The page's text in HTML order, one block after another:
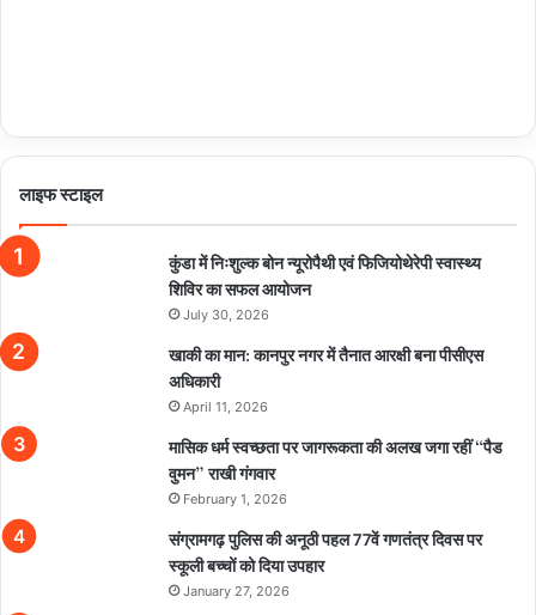
लाइफ स्टाइल
कुंडा में निःशुल्क बोन न्यूरोपैथी एवं फिजियोथेरेपी स्वास्थ्य
शिविर का सफल आयोजन
July 30, 2026
खाकी का मान: कानपुर नगर में तैनात आरक्षी बना पीसीएस
अधिकारी
April 11, 2026
मासिक धर्म स्वच्छता पर जागरूकता की अलख जगा रहीं “पैड
वुमन” राखी गंगवार
February 1, 2026
संग्रामगढ़ पुलिस की अनूठी पहल 77वें गणतंत्र दिवस पर
स्कूली बच्चों को दिया उपहार
January 27, 2026